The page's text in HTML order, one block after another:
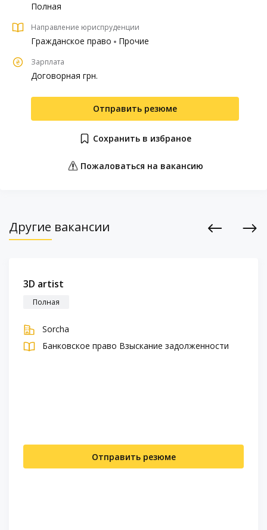
Полная
Направление юриспруденции
Гражданское право Прочие
Зарплата
Договорная грн.
Отправить резюме
Сохранить в избраное
Пожаловаться на вакансию
Другие вакансии
3D artist
Полная
Sorcha
Банковское право Взыскание задолженности
Отправить резюме